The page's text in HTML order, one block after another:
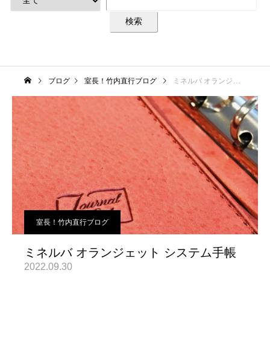
ブログ 室長！竹内直行ブログ ミネルバ オランジェット システム手帳
室長！竹内直行ブログ
ミネルバ オランジェット システム手帳
2022.09.30